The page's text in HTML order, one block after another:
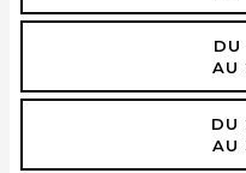
DU
AU
DU
AU